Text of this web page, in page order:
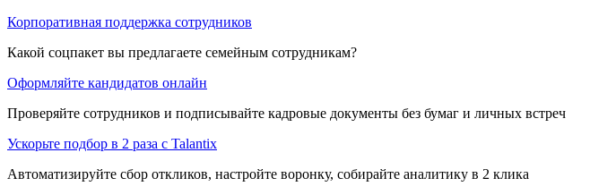
Корпоративная поддержка сотрудников
Какой соцпакет вы предлагаете семейным сотрудникам?
Оформляйте кандидатов онлайн
Проверяйте сотрудников и подписывайте кадровые документы без бумаг и личных встреч
Ускорьте подбор в 2 раза с Talantix
Автоматизируйте сбор откликов, настройте воронку, собирайте аналитику в 2 клика